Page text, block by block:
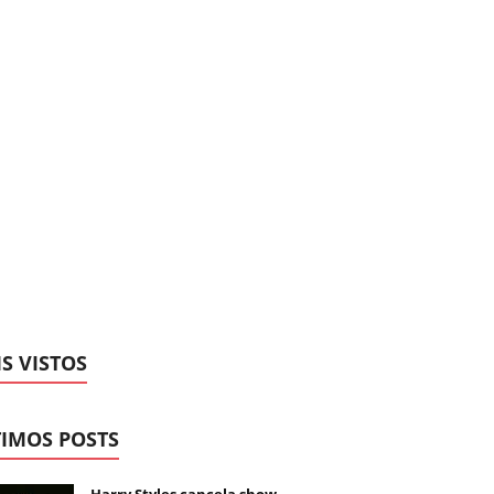
VISTOS
POSTS